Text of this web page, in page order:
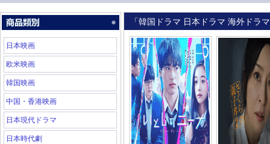
日本映画
欧米映画
韓国映画
中国・香港映画
日本現代ドラマ
日本時代劇
「韓国ドラマ 日本ドラマ 海外ドラ